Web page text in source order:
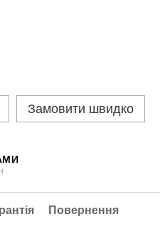
Замовити швидко
Повернення